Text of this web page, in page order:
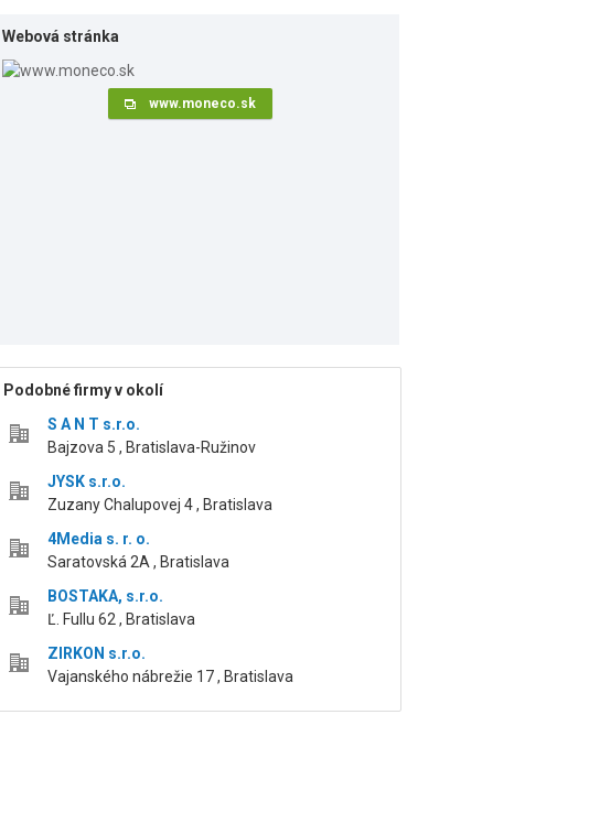
Webová stránka
www.moneco.sk
Podobné firmy v okolí
S A N T s.r.o.
Bajzova 5 , Bratislava-Ružinov
JYSK s.r.o.
Zuzany Chalupovej 4 , Bratislava
4Media s. r. o.
Saratovská 2A , Bratislava
BOSTAKA, s.r.o.
Ľ. Fullu 62 , Bratislava
ZIRKON s.r.o.
Vajanského nábrežie 17 , Bratislava